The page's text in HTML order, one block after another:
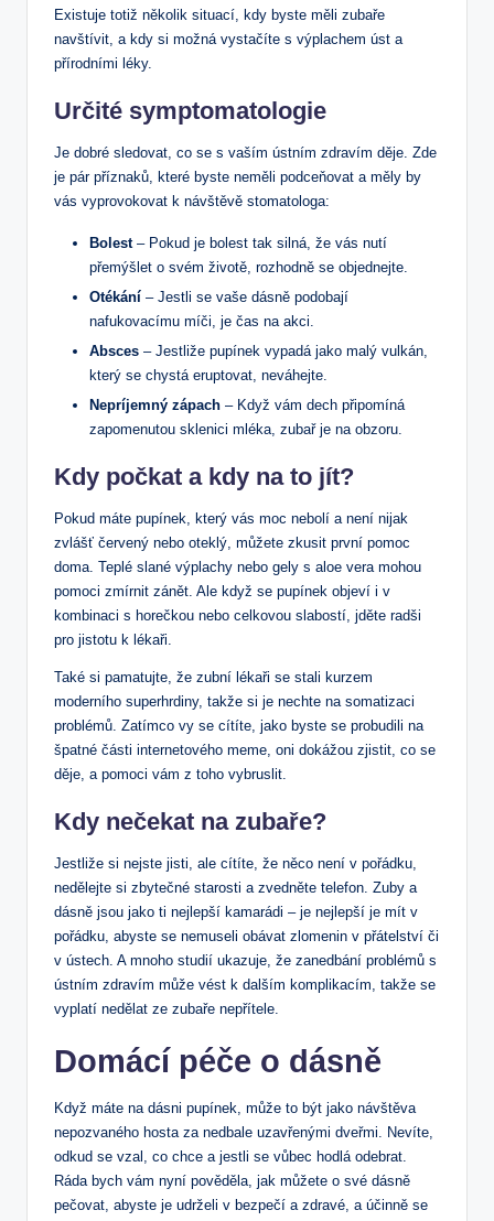
Existuje totiž několik situací, kdy byste měli zubaře
navštívit, a kdy si možná vystačíte s výplachem úst a
přírodními léky.
Určité symptomatologie
Je dobré sledovat, co se s vaším ústním zdravím děje. Zde
je pár příznaků, které byste neměli podceňovat a měly by
vás vyprovokovat k návštěvě stomatologa:
Bolest– Pokud je bolest tak silná, že vás nutí
přemýšlet o svém životě, rozhodně se objednejte.
Otékání – Jestli se vaše dásně podobají
nafukovacímu míči, je čas na akci.
Absces – Jestliže pupínek vypadá jako malý vulkán,
který se chystá eruptovat, neváhejte.
Nepríjemný zápach – Když vám dech připomíná
zapomenutou sklenici mléka, zubař je na obzoru.
Kdy počkat a kdy na to jít?
Pokud máte pupínek, který vás moc nebolí a není nijak
zvlášť červený nebo oteklý, můžete zkusit první pomoc
doma. Teplé slané výplachy nebo gely s aloe vera mohou
pomoci zmírnit zánět. Ale když se pupínek objeví i v
kombinaci s horečkou nebo celkovou slabostí, jděte radši
pro jistotu k lékaři.
Také si pamatujte, že zubní lékaři se stali kurzem
moderního superhrdiny, takže si je nechte na somatizaci
problémů. Zatímco vy se cítíte, jako byste se probudili na
špatné části internetového meme, oni dokážou zjistit, co se
děje, a pomoci vám z toho vybruslit.
Kdy nečekat na zubaře?
Jestliže si nejste jisti, ale cítíte, že něco není v pořádku,
nedělejte si zbytečné starosti a zvedněte telefon. Zuby a
dásně jsou jako ti nejlepší kamarádi – je nejlepší je mít v
pořádku, abyste se nemuseli obávat zlomenin v přátelství či
v ústech. A mnoho studií ukazuje, že zanedbání problémů s
ústním zdravím může vést k dalším komplikacím, takže se
vyplatí nedělat ze zubaře nepřítele.
Domácí péče o dásně
Když máte na dásni pupínek, může to být jako návštěva
nepozvaného hosta za nedbale uzavřenými dveřmi. Nevíte,
odkud se vzal, co chce a jestli se vůbec hodlá odebrat.
Ráda bych vám nyní pověděla, jak můžete o své dásně
pečovat, abyste je udrželi v bezpečí a zdravé, a účinně se